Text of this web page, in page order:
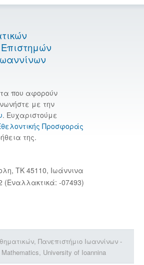
που αφορούν
με την
. Ευχαριστούμε
Προσφοράς
της.
TK 45110, Ιωάννινα
(Εναλλακτικά: -07493)
Πανεπιστήμιο Ιωαννίνων -
University of Ioannina